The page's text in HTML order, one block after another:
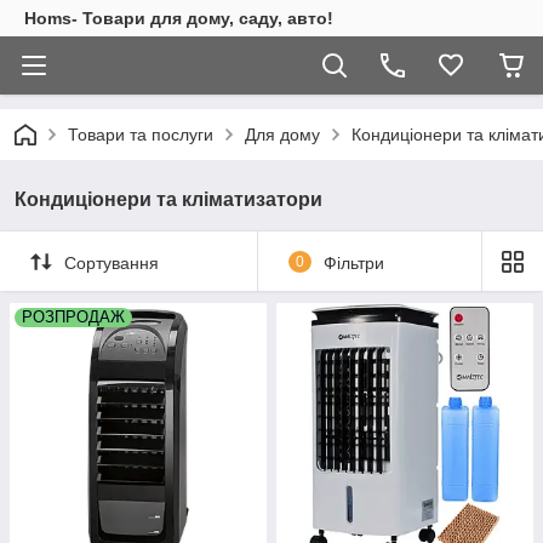
Homs- Товари для дому, саду, авто!
Товари та послуги Для дому Кондиціонери та
Кондиціонери та кліматизатори
Сортування 0 Фільтри
РОЗПРОДАЖ